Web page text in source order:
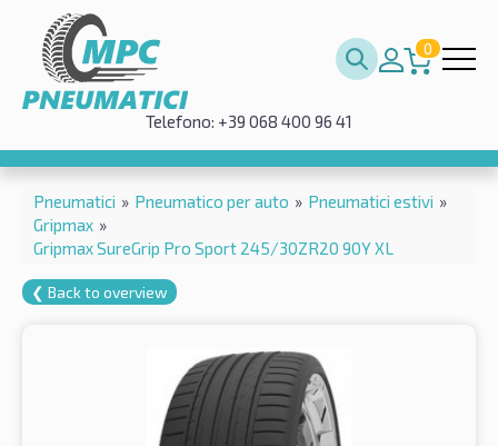
0
Telefono: +39 068 400 96 41
Pneumatici » Pneumatico per auto » Pneumatici estivi »
Gripmax »
Gripmax SureGrip Pro Sport 245/30ZR20 90Y XL
❮ Back to overview